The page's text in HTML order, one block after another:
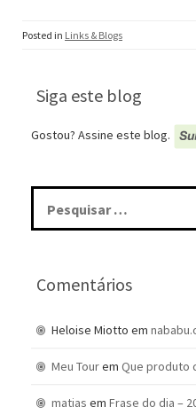
Posted in Links & Blogs
Siga este blog
Gostou? Assine este blog.
Pesquisar
por:
Comentários
Heloise Miotto em
Meu Tourem Que produto
matias em Frase do dia –